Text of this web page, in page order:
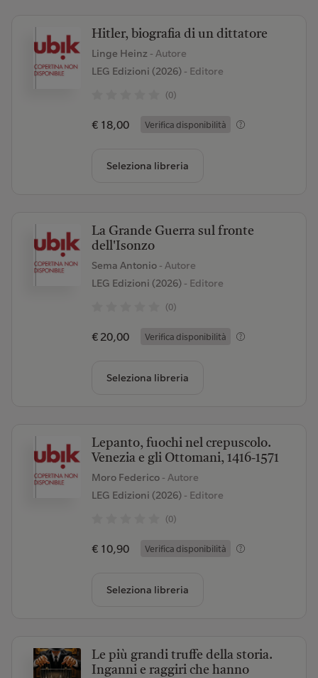
Hitler, biografia di un dittatore
Linge Heinz - Autore
LEG Edizioni (2026)- Editore
(0)
€ 18,00 Verifica disponibilità
Seleziona libreria
La Grande Guerra sul fronte
dell'Isonzo
Sema Antonio - Autore
LEG Edizioni (2026)- Editore
(0)
€ 20,00 Verifica disponibilità
Seleziona libreria
Lepanto, fuochi nel crepuscolo.
Venezia e gli Ottomani, 1416-1571
Moro Federico - Autore
LEG Edizioni (2026)- Editore
(0)
€ 10,90 Verifica disponibilità
Seleziona libreria
Le più grandi truffe della storia.
Inganni e raggiri che hanno